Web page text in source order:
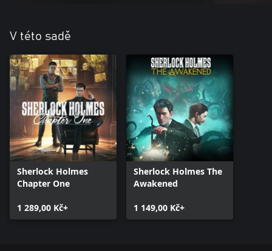
V této sadě
Sherlock Holmes
Chapter One
1 289,00 Kč+
Sherlock Holmes The
Awakened
1 149,00 Kč+